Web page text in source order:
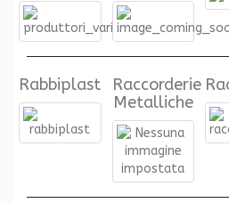
Rabbiplast
Raccorderie
Metalliche